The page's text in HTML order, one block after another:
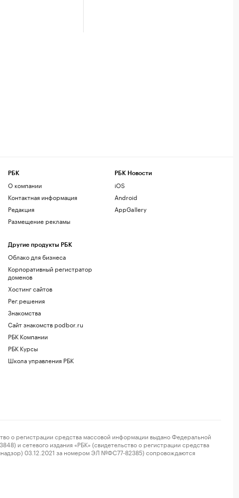
РБК
О компании
Контактная информация
Редакция
Размещение рекламы
Другие продукты РБК
Облако для бизнеса
Корпоративный регистратор
доменов
Хостинг сайтов
Рег.решения
Знакомства
Сайт знакомств podbor.ru
РБК Компании
РБК Курсы
Школа управления РБК
РБК Новости
iOS
Android
AppGallery
регистрации средства массовой информации выдано Федеральной
и сетевого издания «РБК» (свидетельство о регистрации средства
03.12.2021 за номером ЭЛ №ФС77-82385) сопровождаются